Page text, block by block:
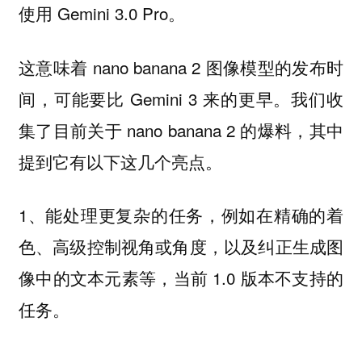
使用 Gemini 3.0 Pro。
这意味着 nano banana 2 图像模型的发布时
间，可能要比 Gemini 3 来的更早。我们收
集了目前关于 nano banana 2 的爆料，其中
提到它有以下这几个亮点。
1、能处理更复杂的任务 ，例如在精确的着
色、高级控制视角或角度，以及纠正生成图
像中的文本元素等，当前 1.0 版本不支持的
任务。